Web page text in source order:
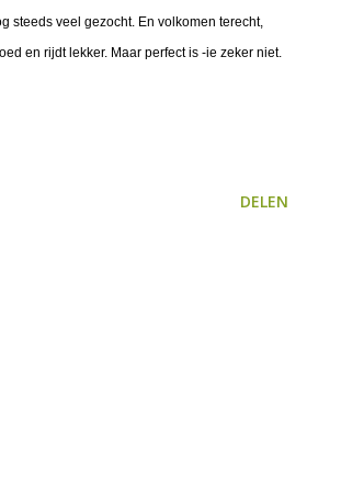
steeds veel gezocht. En volkomen terecht,
en rijdt lekker. Maar perfect is -ie zeker niet.
DELEN